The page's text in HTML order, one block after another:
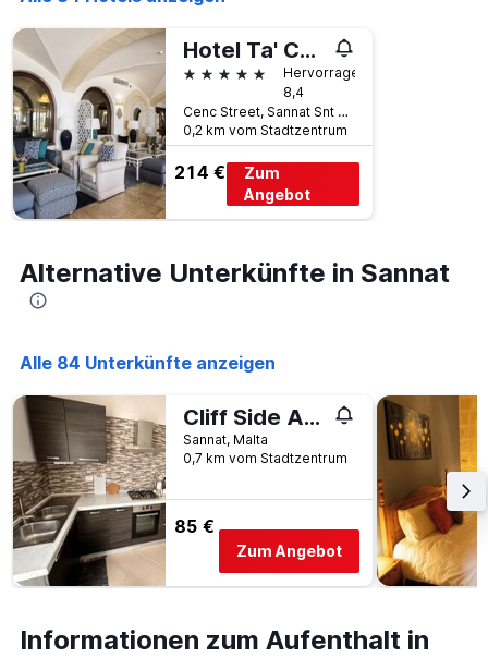
Hotel Ta' Cenc & Spa
5 Sterne
Hervorragend
8,4
Cenc Street, Sannat Snt 9049, Gozo, Sannat, Malta
0,2 km vom Stadtzentrum
214 €
Zum
Angebot
Alternative Unterkünfte in Sannat
Alle 84 Unterkünfte anzeigen
Cliff Side Apartment
Sannat, Malta
0,7 km vom Stadtzentrum
85 €
Zum Angebot
Informationen zum Aufenthalt in